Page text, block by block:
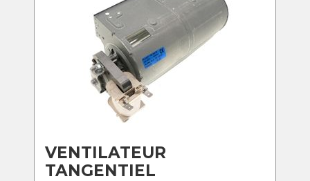
VENTILATEUR
TANGENTIEL